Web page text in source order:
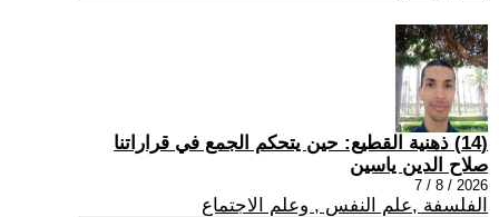
(14) ذهنية القطيع: حين يتحكم الجمع في قراراتنا
صلاح الدين ياسين
2026 / 8 / 7
الفلسفة ,علم النفس , وعلم الاجتماع